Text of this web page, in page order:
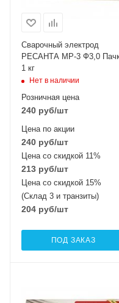
Сварочный электрод
РЕСАНТА МР-3 Ф3,0
1 кг
Нет в наличии
Розничная цена
240 руб/шт
Цена по акции
240 руб/шт
Цена со скидкой 11%
213 руб/шт
Цена со скидкой 15%
(Склад 3 и транзиты)
204 руб/шт
ПОД ЗАКАЗ